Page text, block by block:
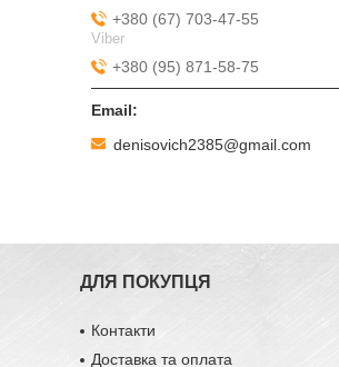
+380 (67) 703-47-55
Viber
+380 (95) 871-58-75
denisovich2385@gmail.com
ДЛЯ ПОКУПЦЯ
Контакти
Доставка та оплата